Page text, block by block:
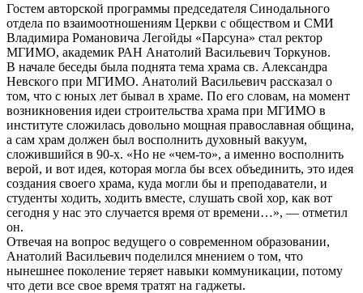
Гостем авторской программы председателя Синодального
отдела по взаимоотношениям Церкви с обществом и СМИ
Владимира Романовича Легойды «Парсуна» стал ректор
МГИМО, академик РАН Анатолий Васильевич Торкунов.
В начале беседы была поднята тема храма св. Александра
Невского при МГИМО. Анатолий Васильевич рассказал о
том, что с юных лет бывал в храме. По его словам, на момент
возникновения идеи строительства храма при МГИМО в
институте сложилась довольно мощная православная община,
а сам храм должен был восполнить духовный вакуум,
сложившийся в 90-х. «Но не «чем-то», а именно восполнить
верой, и вот идея, которая могла бы всех объединить, это идея
создания своего храма, куда могли бы и преподаватели, и
студенты ходить, ходить вместе, слушать свой хор, как вот
сегодня у нас это случается время от времени…», — отметил
он.
Отвечая на вопрос ведущего о современном образовании,
Анатолий Васильевич поделился мнением о том, что
нынешнее поколение теряет навыки коммуникации, потому
что дети все свое время тратят на гаджеты.